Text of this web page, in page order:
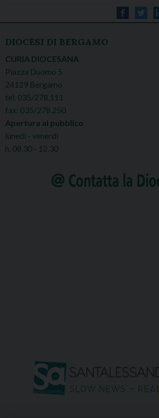
DIOCESI DI BERGAMO
CURIA DIOCESANA
Piazza Duomo 5
24129 Bergamo
tel. 035/278.111
fax: 035/278.250
Apertura al pubblico
lunedì - venerdì
h. 08.30 - 12.30